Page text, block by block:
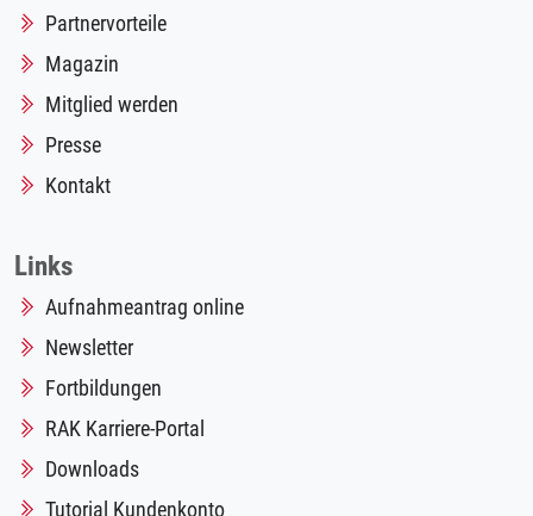
Partnervorteile
Magazin
Mitglied werden
Presse
Kontakt
Links
Aufnahmeantrag online
Newsletter
Fortbildungen
RAK Karriere-Portal
Downloads
Tutorial Kundenkonto